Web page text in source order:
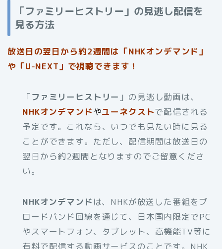
「ファミリーヒストリー」の見逃し配信を
見る方法
放送日の翌日から約2週間は「NHKオンデマンド」
や「U-NEXT」で視聴できます！
「ファミリーヒストリー 」の見逃し動画は、
NHKオンデマンドやユーネクストで配信される
予定です。これなら、いつでも見たい時に見る
ことができます。ただし、配信期間は放送日の
翌日から約2週間となりますのでご留意くださ
い。
NHKオンデマンド は、NHKが放送した番組をブ
ロードバンド回線を通じて、日本国内限定でPC
やスマートフォン、タブレット、高機能TV等に
有料で配信する動画サービスのことです。NHK